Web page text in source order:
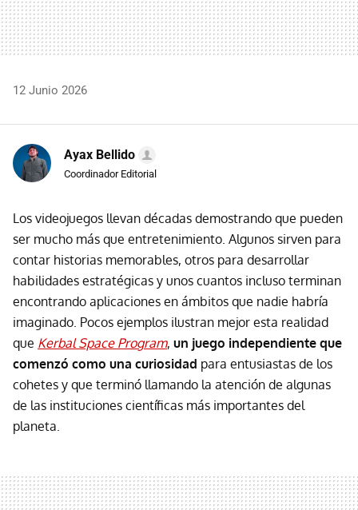
12 Junio 2026
Ayax Bellido
Coordinador Editorial
Los videojuegos llevan décadas demostrando que pueden
ser mucho más que entretenimiento. Algunos sirven para
contar historias memorables, otros para desarrollar
habilidades estratégicas y unos cuantos incluso terminan
encontrando aplicaciones en ámbitos que nadie habría
imaginado. Pocos ejemplos ilustran mejor esta realidad
que Kerbal Space Program, un juego independiente que
comenzó como una curiosidad para entusiastas de los
cohetes y que terminó llamando la atención de algunas
de las instituciones científicas más importantes del
planeta.